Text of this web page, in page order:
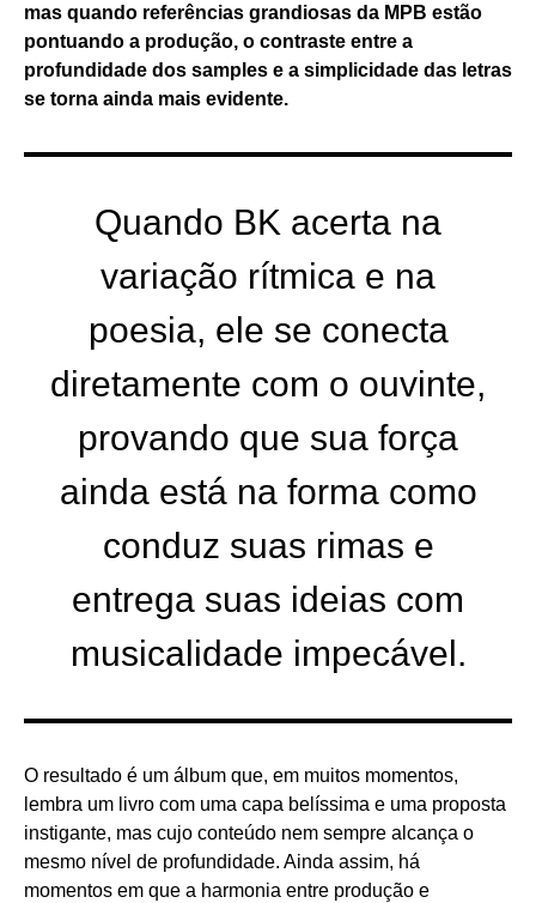
mas quando referências grandiosas da MPB estão
pontuando a produção, o contraste entre a
profundidade dos samples e a simplicidade das letras
se torna ainda mais evidente.
Quando BK acerta na
variação rítmica e na
poesia, ele se conecta
diretamente com o ouvinte,
provando que sua força
ainda está na forma como
conduz suas rimas e
entrega suas ideias com
musicalidade impecável.
O resultado é um álbum que, em muitos momentos,
lembra um livro com uma capa belíssima e uma proposta
instigante, mas cujo conteúdo nem sempre alcança o
mesmo nível de profundidade. Ainda assim, há
momentos em que a harmonia entre produção e